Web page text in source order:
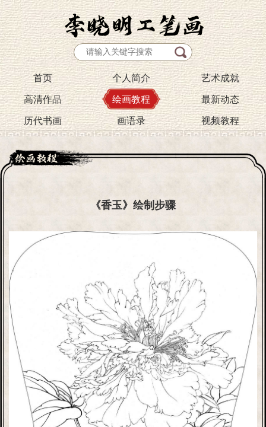
首页 个人简介
艺术成就
高清作品
绘画教程
最新动态
历代书画
画语录 视频教程
《香玉》绘制步骤